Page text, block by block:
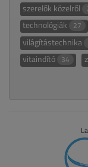
szerelők közelről
technológiák 27
világítástechnika
vitaindító 34